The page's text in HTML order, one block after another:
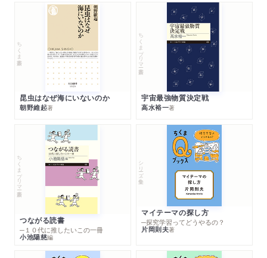
ちくま新書
昆虫はなぜ海にいないのか
朝野維起著
ちくまプリマー新書
宇宙最強物質決定戦
高水裕一著
ちくまプリマー新書
つながる読書
─１０代に推したいこの一冊
小池陽慈編
シリーズ・全集
マイテーマの探し方
─探究学習ってどうやるの？
片岡則夫著